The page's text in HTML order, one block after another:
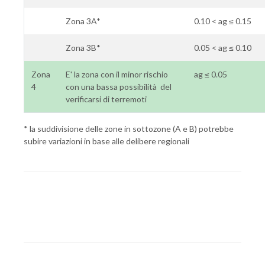
Zona 3A* 0.10 < ag ≤ 0.15
Zona 3B* 0.05 < ag ≤ 0.10
Zona
4
E' la zona con il minor rischio
con una bassa possibilità del
verificarsi di terremoti
ag ≤ 0.05
* la suddivisione delle zone in sottozone (A e B) potrebbe
subire variazioni in base alle delibere regionali